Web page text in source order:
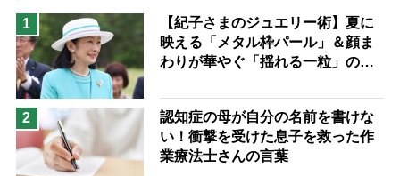
猫が母になつきません
息子の遠距離介護サバイバル術
兄がボケました
予防法
1
【紀子さまのジュエリー術】夏に
映える「メタル枠パール」＆顔ま
わりが華やぐ「揺れる一粒」の使
2
認知症の母が自分の名前を書けな
い！衝撃を受けた息子を救った作
業療法士さんの言葉